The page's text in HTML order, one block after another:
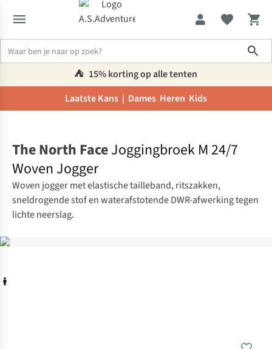
⛺️ 15% korting op alle tenten
Laatste Kans | Dames Heren Kids
The North FaceJoggingbroek M 24/7
Woven Jogger
Woven jogger met elastische tailleband, ritszakken,
sneldrogende stof en waterafstotende DWR-afwerking tegen
lichte neerslag.